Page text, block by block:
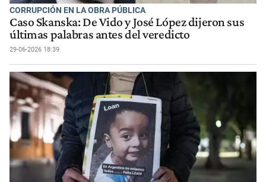
CORRUPCIÓN EN LA OBRA PÚBLICA
Caso Skanska: De Vido y José López dijeron sus
últimas palabras antes del veredicto
29-06-2026 18:39